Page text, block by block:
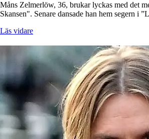
Måns Zelmerlöw, 36, brukar lyckas med det
Skansen". Senare dansade han hem segern i
Läs vidare